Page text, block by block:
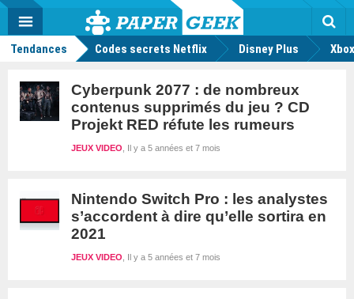
Actu
geek
MENU
Tendances Codes secrets Netflix Disney Plus
Cyberpunk 2077 : de nombreux
contenus supprimés du jeu ? CD
Projekt RED réfute les rumeurs
Il y a 5 années et 7 mois
JEUX VIDEO
Nintendo Switch Pro : les analystes
s’accordent à dire qu’elle sortira en
2021
Il y a 5 années et 7 mois
JEUX VIDEO
Mode
FacebookTwitter Youtube